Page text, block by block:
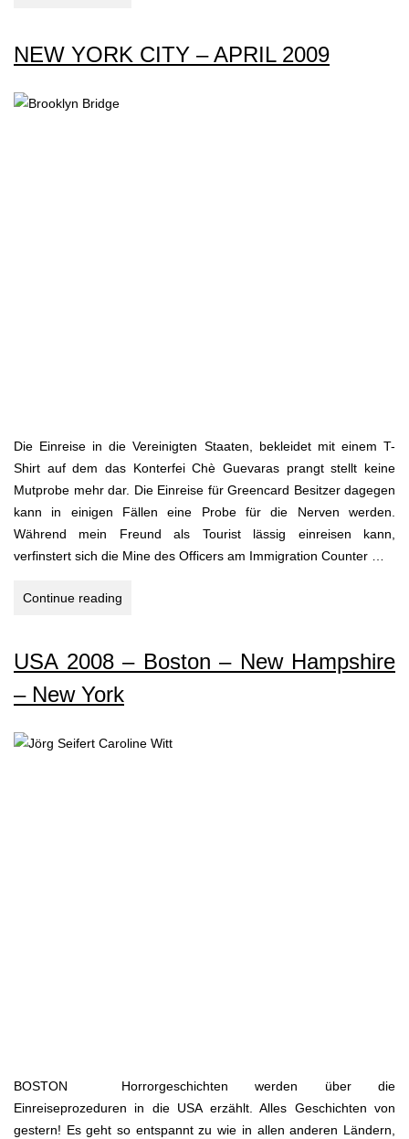
SPEEDSHOPPING
NEW YORK CITY – APRIL 2009
Die Einreise in die Vereinigten Staaten, bekleidet mit einem T-
Shirt auf dem das Konterfei Chè Guevaras prangt stellt keine
Mutprobe mehr dar. Die Einreise für Greencard Besitzer dagegen
kann in einigen Fällen eine Probe für die Nerven werden.
Während mein Freund als Tourist lässig einreisen kann,
verfinstert sich die Mine des Officers am Immigration Counter …
Continue reading
–
2009
USA 2008 – Boston – New Hampshire
– New York
BOSTON Horrorgeschichten werden über die
Einreiseprozeduren in die USA erzählt. Alles Geschichten von
gestern! Es geht so entspannt zu wie in allen anderen Ländern,